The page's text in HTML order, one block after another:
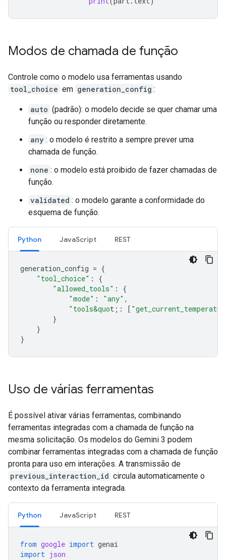
Modos de chamada de função
Controle como o modelo usa ferramentas usando
tool_choice em generation_config :
auto (padrão): o modelo decide se quer chamar uma
função ou responder diretamente.
any : o modelo é restrito a sempre prever uma
chamada de função.
none : o modelo está proibido de fazer chamadas de
função.
validated : o modelo garante a conformidade do
esquema de função.
Python JavaScript REST
generation_config = {
"tool_choice" :
{
"allowed_tools" :
{
"mode" : "any" ,
"tools&quot; : [
}
}
}
Uso de várias ferramentas
É possível ativar várias ferramentas, combinando
ferramentas integradas com a chamada de função na
mesma solicitação. Os modelos do Gemini 3 podem
combinar ferramentas integradas com a chamada de função
pronta para uso em interações. A transmissão de
previous_interaction_id circula automaticamente o
contexto da ferramenta integrada.
Python JavaScript REST
from google import genai
import json